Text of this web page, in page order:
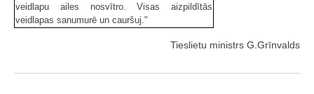
veidlapu ailes nosvītro. Visas aizpildītās
veidlapas sanumurē un cauršuj."
Tieslietu ministrs G.Grīnvalds